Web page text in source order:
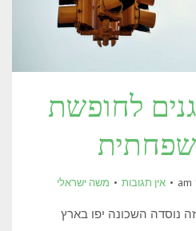
לחופשת
אין תגובות משה ישראלי
נוסדה השכונה יפו בארץ